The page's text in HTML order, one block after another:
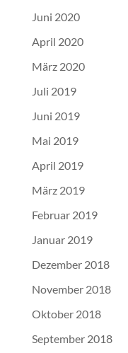
Juni 2020
April 2020
März 2020
Juli 2019
Juni 2019
Mai 2019
April 2019
März 2019
Februar 2019
Januar 2019
Dezember 2018
November 2018
Oktober 2018
September 2018